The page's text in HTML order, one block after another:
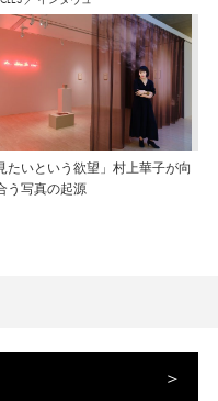
たいという欲望」村上華子が向
う写真の起源